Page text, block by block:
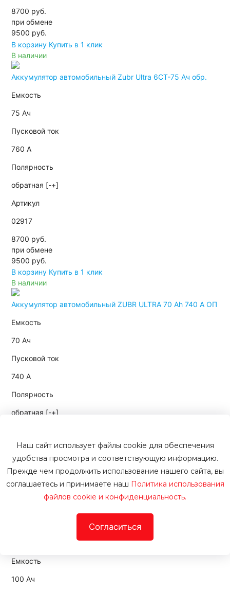
8700 руб.
при обмене
9500 руб.
В корзину Купить в 1 клик
В наличии
Аккумулятор автомобильный Zubr Ultra 6СТ-75 Ач обр.
Емкость
75 Ач
Пусковой ток
760 А
Полярность
обратная [-+]
Артикул
02917
8700 руб.
при обмене
9500 руб.
В корзину Купить в 1 клик
В наличии
Аккумулятор автомобильный ZUBR ULTRA 70 Ah 740 A ОП
Емкость
70 Ач
Пусковой ток
740 А
Полярность
обратная [-+]
08829
8950 руб.
при обмене
9750руб.
В корзину Купить в 1 клик
Аккумулятор автомобильный Taxxon Drive Euro 720100
Емкость
100 Ач
Наш сайт использует файлы cookie для обеспечения
удобства просмотра и соответствующую информацию.
Прежде чем продолжить использование нашего сайта, вы
соглашаетесь и принимаете наш Политика использования
файлов cookie и конфиденциальность.
Согласиться